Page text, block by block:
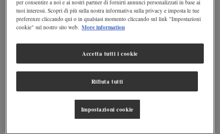
1. Galleggia o affonda?
Materiali:
Acqua del rubinetto
Cubetti di ghiaccio
per consentire a noi e ai nostri partner di fornirti annunci personalizzati in base ai
tuoi interessi. Scopri di più sulla nostra informativa sulla privacy e imposta le tue
preferenze cliccando qui o in qualsiasi momento cliccando sul link "Impostazioni
cookie" sul nostro sito web. More information
Rifiuta tutti
Accetta tutti i cookie
Impostazioni cookie